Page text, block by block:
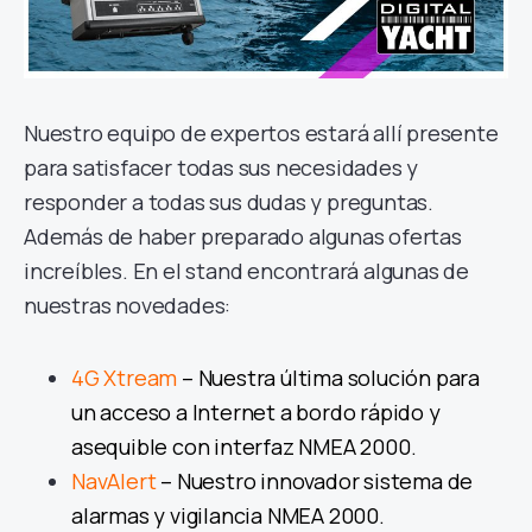
Nuestro equipo de expertos estará allí presente
para satisfacer todas sus necesidades y
responder a todas sus dudas y preguntas.
Además de haber preparado algunas ofertas
increíbles. En el stand encontrará algunas de
nuestras novedades:
4G Xtream – Nuestra última solución para
un acceso a Internet a bordo rápido y
asequible con interfaz NMEA 2000.
NavAlert– Nuestro innovador sistema de
alarmas y vigilancia NMEA 2000.